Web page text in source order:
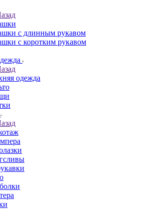
с длинным рукавом
с коротким рукавом
одежда